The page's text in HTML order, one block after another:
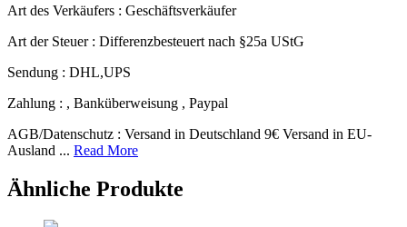
Art des Verkäufers : Geschäftsverkäufer
Art der Steuer : Differenzbesteuert nach §25a UStG
Sendung : DHL,UPS
Zahlung : , Banküberweisung , Paypal
AGB/Datenschutz : Versand in Deutschland 9€ Versand in EU-
Ausland ... Read More
Ähnliche Produkte